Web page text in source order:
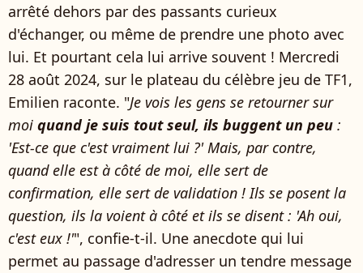
arrêté dehors par des passants curieux
d'échanger, ou même de prendre une photo avec
lui. Et pourtant cela lui arrive souvent ! Mercredi
28 août 2024, sur le plateau du célèbre jeu de TF1,
Emilien raconte. "Je vois les gens se retourner sur
moi quand je suis tout seul, ils buggent un peu :
'Est-ce que c'est vraiment lui ?' Mais, par contre,
quand elle est à côté de moi, elle sert de
confirmation, elle sert de validation ! Ils se posent la
question, ils la voient à côté et ils se disent : 'Ah oui,
c'est eux !'", confie-t-il. Une anecdote qui lui
permet au passage d'adresser un tendre message